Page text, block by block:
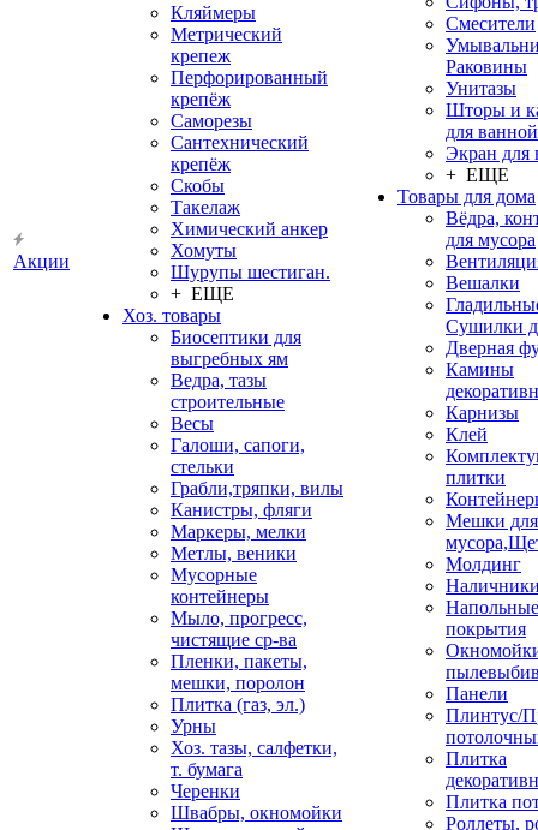
Акции
Кляймеры
Метрический
крепеж
Перфорированный
крепёж
Саморезы
Сантехнический
крепёж
Скобы
Такелаж
Химический анкер
Хомуты
Шурупы шестиган.
+ ЕЩЕ
Хоз. товары
Биосептики для
выгребных ям
Ведра, тазы
строительные
Весы
Галоши, сапоги,
стельки
Грабли,тряпки, вилы
Канистры, фляги
Маркеры, мелки
Метлы, веники
Мусорные
контейнеры
Мыло, прогресс,
чистящие ср-ва
Пленки, пакеты,
мешки, поролон
Плитка (газ, эл.)
Урны
Хоз. тазы, салфетки,
т. бумага
Черенки
Швабры, окномойки
Смесители
Раковины
Унитазы
Шторы и
для ванной
Экран для
+ ЕЩЕ
Товары для дома
Вёдра,
для мусора
Вешалки
Сушилки
Дверная
Камины
Карнизы
Клей
плитки
Мешки для
Молдинг
Напольные
покрытия
Панели
Плинтус/
Плитка
Плитка
Роллеты,